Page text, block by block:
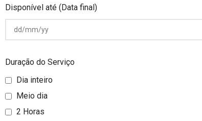
Disponível até (Data final)
Duração do Serviço
Dia inteiro
Meio dia
2 Horas